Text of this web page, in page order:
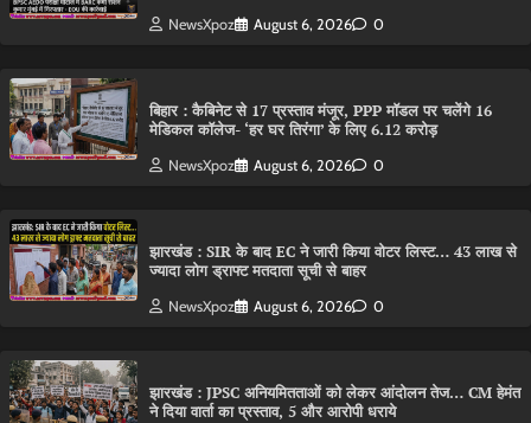
NewsXpoz August 6, 2026 0
बिहार : कैबिनेट से 17 प्रस्ताव मंजूर, PPP मॉडल पर चलेंगे 16
मेडिकल कॉलेज- ‘हर घर तिरंगा’ के लिए 6.12 करोड़
NewsXpoz August 6, 2026 0
झारखंड : SIR के बाद EC ने जारी किया वोटर लिस्ट… 43 लाख से
ज्यादा लोग ड्राफ्ट मतदाता सूची से बाहर
NewsXpoz August 6, 2026 0
झारखंड : JPSC अनियमितताओं को लेकर आंदोलन तेज… CM हेमंत
ने दिया वार्ता का प्रस्ताव, 5 और आरोपी धराये